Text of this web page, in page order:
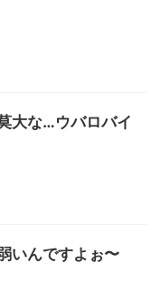
大な…ウバロバイ
いんですよぉ〜